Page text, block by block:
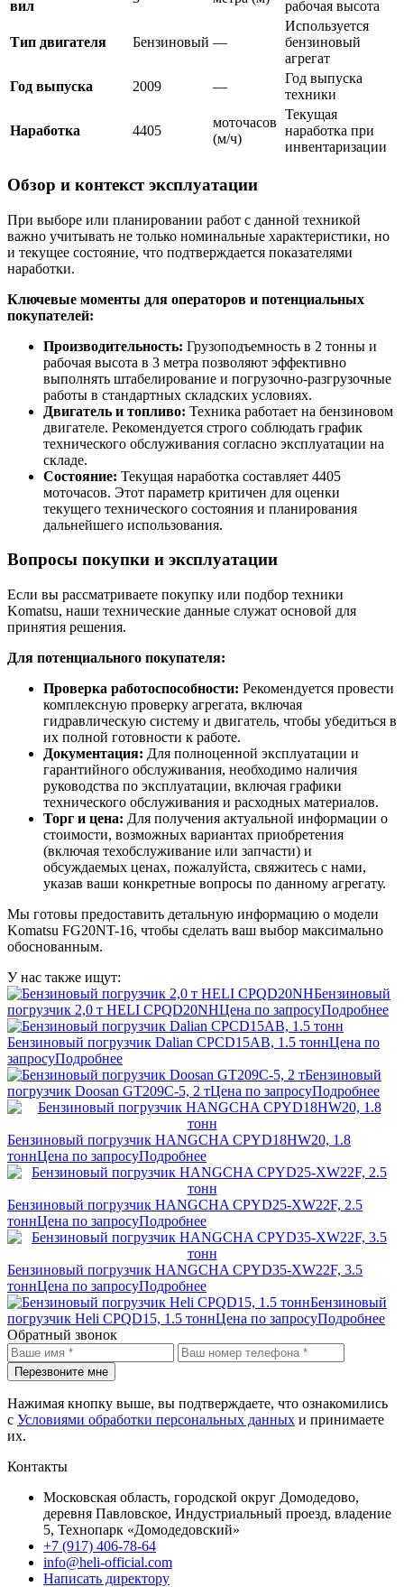
вил рабочая высота
Тип двигателя Бензиновый —
Используется
бензиновый
агрегат
Год выпуска
2009 —
Год выпуска
техники
Наработка 4405
моточасов
(м/ч)
Текущая
наработка при
инвентаризации
Обзор и контекст эксплуатации
При выборе или планировании работ с данной техникой
важно учитывать не только номинальные характеристики, но
и текущее состояние, что подтверждается показателями
наработки.
Ключевые моменты для операторов и потенциальных
покупателей:
Производительность: Грузоподъемность в 2 тонны и
рабочая высота в 3 метра позволяют эффективно
выполнять штабелирование и погрузочно-разгрузочные
работы в стандартных складских условиях.
Двигатель и топливо: Техника работает на бензиновом
двигателе. Рекомендуется строго соблюдать график
технического обслуживания согласно эксплуатации на
складе.
Состояние: Текущая наработка составляет 4405
моточасов. Этот параметр критичен для оценки
текущего технического состояния и планирования
дальнейшего использования.
Вопросы покупки и эксплуатации
Если вы рассматриваете покупку или подбор техники
Komatsu, наши технические данные служат основой для
принятия решения.
Для потенциального покупателя:
Проверка работоспособности: Рекомендуется провести
комплексную проверку агрегата, включая
гидравлическую систему и двигатель, чтобы убедиться в
их полной готовности к работе.
Документация: Для полноценной эксплуатации и
гарантийного обслуживания, необходимо наличия
руководства по эксплуатации, включая графики
технического обслуживания и расходных материалов.
Торг и цена: Для получения актуальной информации о
стоимости, возможных вариантах приобретения
(включая техобслуживание или запчасти) и
обсуждаемых ценах, пожалуйста, свяжитесь с нами,
указав ваши конкретные вопросы по данному агрегату.
Мы готовы предоставить детальную информацию о модели
Komatsu FG20NT-16, чтобы сделать ваш выбор максимально
обоснованным.
У нас также ищут:
Бензиновый
погрузчик 2,0 т HELI CPQD20NHЦена по запросуПодробнее
Бензиновый погрузчик Dalian CPCD15AB, 1.5 тоннЦена по
запросуПодробнее
Бензиновый
погрузчик Doosan GT209C-5, 2 тЦена по запросуПодробнее
Бензиновый погрузчик HANGCHA CPYD18HW20, 1.8
тоннЦена по запросуПодробнее
Бензиновый погрузчик HANGCHA CPYD25-XW22F, 2.5
тоннЦена по запросуПодробнее
Бензиновый погрузчик HANGCHA CPYD35-XW22F, 3.5
тоннЦена по запросуПодробнее
Бензиновый
погрузчик Heli CPQD15, 1.5 тоннЦена по запросуПодробнее
Обратный звонок
Перезвоните мне
Нажимая кнопку выше, вы подтверждаете, что ознакомились
с Условиями обработки персональных данных и принимаете
их.
Контакты
Московская область, городской округ Домодедово,
деревня Павловское, Индустриальный проезд, владение
5, Технопарк «Домодедовский»
+7 (917) 406-78-64
info@heli-official.com
Написать директору